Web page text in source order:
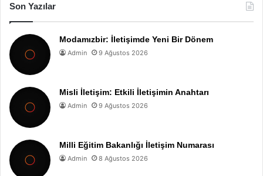
Son Yazılar
Modamızbir: İletişimde Yeni Bir Dönem
Admin 9 Ağustos 2026
Misli İletişim: Etkili İletişimin Anahtarı
Admin 9 Ağustos 2026
Milli Eğitim Bakanlığı İletişim Numarası
Admin 8 Ağustos 2026